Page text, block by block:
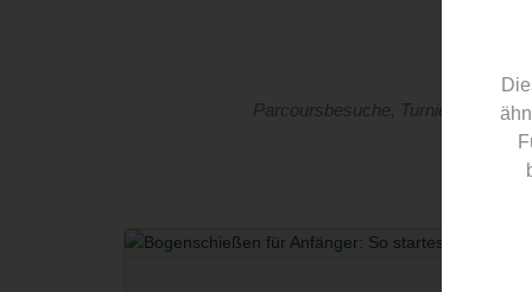
Parcoursbesuche, Turnierberichte,